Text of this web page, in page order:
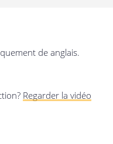
de anglais.
Regarder la vidéo